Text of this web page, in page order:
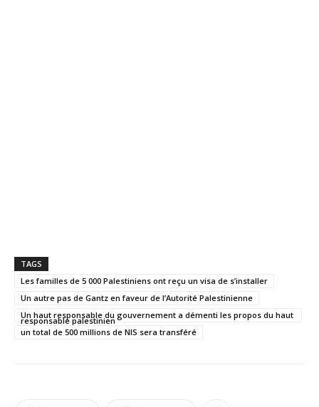
TAGS
Les familles de 5 000 Palestiniens ont reçu un visa de s’installer
Un autre pas de Gantz en faveur de l’Autorité Palestinienne
Un haut responsable du gouvernement a démenti les propos du haut
responsable palestinien
un total de 500 millions de NIS sera transféré